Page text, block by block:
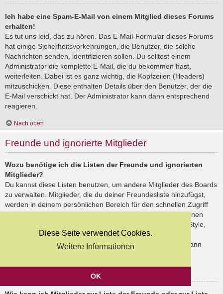
Diese Seite verwendet Cookies.
Weitere Informationen
OK
Ich habe eine Spam-E-Mail von einem Mitglied dieses Forums
erhalten!
Es tut uns leid, das zu hören. Das E-Mail-Formular dieses Forums
hat einige Sicherheitsvorkehrungen, die Benutzer, die solche
Nachrichten senden, identifizieren sollen. Du solltest einem
Administrator die komplette E-Mail, die du bekommen hast,
weiterleiten. Dabei ist es ganz wichtig, die Kopfzeilen (Headers)
mitzuschicken. Diese enthalten Details über den Benutzer, der die
E-Mail verschickt hat. Der Administrator kann dann entsprechend
reagieren.
Nach oben
Freunde und ignorierte Mitglieder
Wozu benötige ich die Listen der Freunde und ignorierten
Mitglieder?
Du kannst diese Listen benutzen, um andere Mitglieder des Boards
zu verwalten. Mitglieder, die du deiner Freundesliste hinzufügst,
werden in deinem persönlichen Bereich für den schnellen Zugriff
aufgelistet. Du siehst dort deren Onlinestatus und kannst ihnen
schnell eine Private Nachricht senden. Abhängig von dem Style,
den du verwendest, können Beiträge deiner Freunde auch
hervorgehoben sein. Wenn du einen Benutzer ignorierst, dann